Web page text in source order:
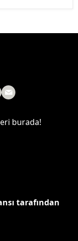
burada!
tarafından